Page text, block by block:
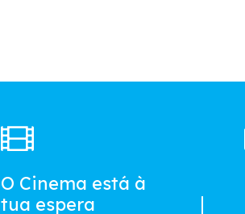
O Cinema está à
tua espera